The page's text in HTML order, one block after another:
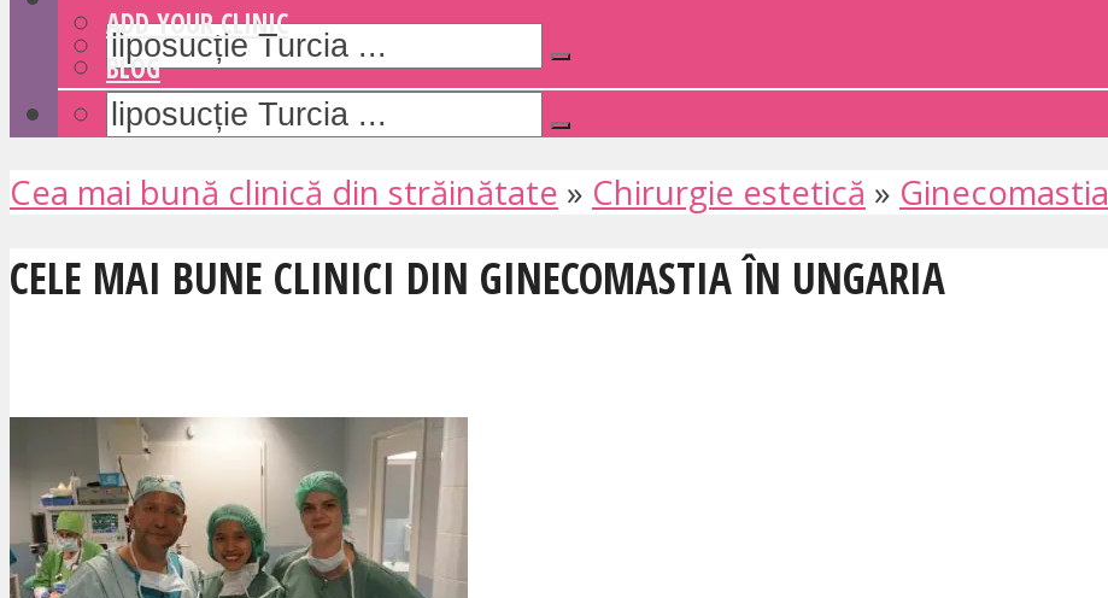
ADD YOUR CLINIC
BLOG
Cea mai bună clinică din străinătate » Chirurgie estetică » Ginecomastia
CELE MAI BUNE CLINICI DIN GINECOMASTIA ÎN UNGARIA